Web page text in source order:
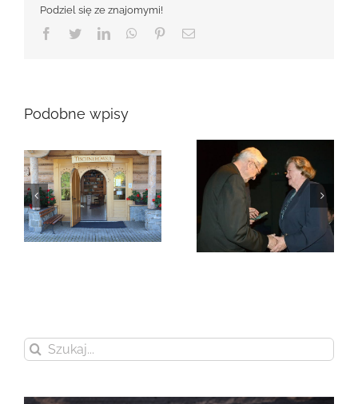
Podziel się ze znajomymi!
Facebook
TwitterLinkedInWhatsApp
PinterestEmail
Podobne wpisy
Zmarła Genowefa
Sikora
Zmarła Wanda
Czubernatowa
Szukaj